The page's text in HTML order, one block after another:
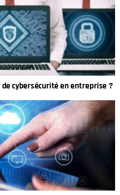
cybersécurité en entreprise ?